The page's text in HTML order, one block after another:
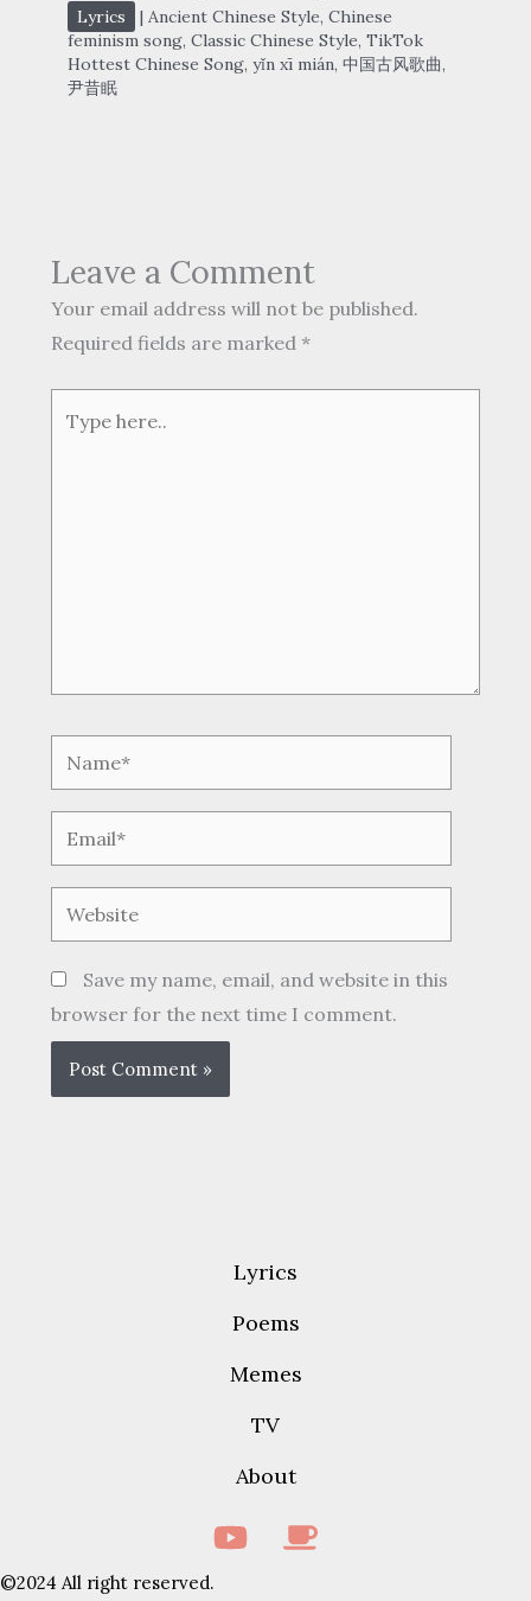
Lyrics | Ancient Chinese Style, Chinese
feminism song, Classic Chinese Style, TikTok
Hottest Chinese Song, yǐn xī mián, 中国古风歌曲,
尹昔眠
Leave a Comment
Your email address will not be published.
Required fields are marked *
here..
Website
Save my name, email, and website in this
browser for the next time I comment.
Lyrics
Poems
Memes
TV
About
©2024 All right reserved.